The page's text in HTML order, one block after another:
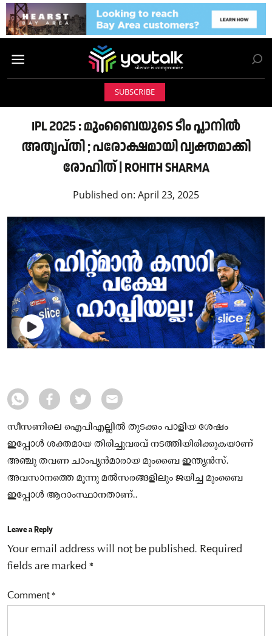
SUBSCRIBE
IPL 2025 : മുംബൈയുടെ ടീം പ്ലാനിൽ
അതൃപ്തി ; പരോക്ഷമായി വ്യക്തമാക്കി
രോഹിത് | ROHITH SHARMA
Published on: April 23, 2025
സീസണിലെ ഐപിഎല്ലില്‍ തുടക്കം പാളിയ ശേഷം
ഇപ്പോള്‍ ശക്തമായ തിരിച്ചുവരവ് നടത്തിയിരിക്കുകയാണ്
അഞ്ചു തവണ ചാംപ്യന്‍മാരായ മുംബൈ ഇന്ത്യന്‍സ്.
അവസാനത്തെ മൂന്നു മല്‍സരങ്ങളിലും ജയിച്ച മുംബൈ
ഇപ്പോള്‍ ആറാംസ്ഥാനതാണ്..
Leave a Reply
Your email address will not be published. Required
fields are marked *
Comment*